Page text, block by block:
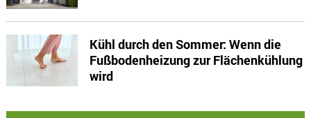
Kühl durch den Sommer: Wenn die
Fußbodenheizung zur Flächenkühlung
wird